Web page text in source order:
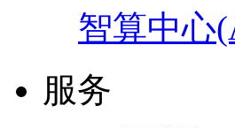
智算中心
服务